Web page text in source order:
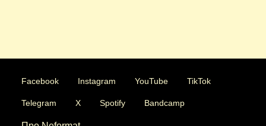
Facebook Instagram YouTube TikTok
Telegram X Spotify Bandcamp